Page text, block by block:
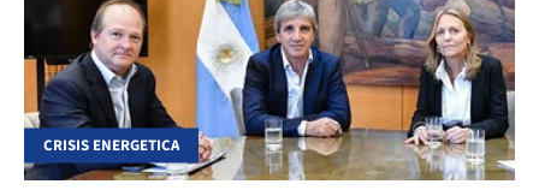
CRISIS ENERGETICA